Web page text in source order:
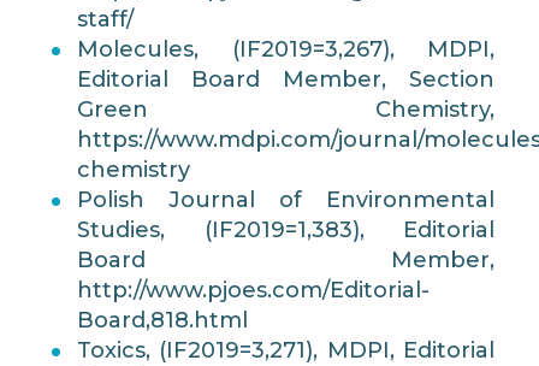
staff/
Molecules, (IF2019=3,267), MDPI,
Editorial Board Member, Section
Green Chemistry,
https://www.mdpi.com/journal/
chemistry
Polish Journal of Environmental
Studies, (IF2019=1,383), Editorial
Board Member,
http://www.pjoes.com/Editorial-
Board,818.html
Toxics, (IF2019=3,271), MDPI, Editorial